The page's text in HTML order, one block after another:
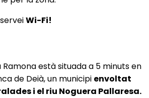
Wi-Fi!
Ramona està situada a 5 minuts en
de Deià, un municipi envoltat
i el riu Noguera Pallaresa.